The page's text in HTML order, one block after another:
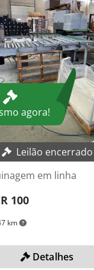
(inferior +
para
cima + em baixo) N.º
perfuração
Sistema de
correia
agora!
Leilão encerrado
km
em linha
100
Detalhes